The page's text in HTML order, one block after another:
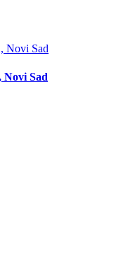
Novi Sad